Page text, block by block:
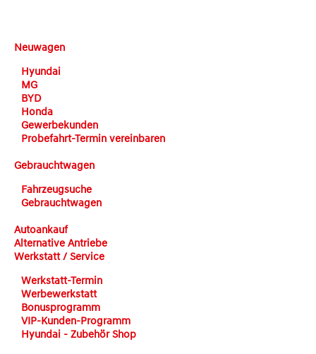
Neuwagen
Hyundai
MG
BYD
Honda
Gewerbekunden
Probefahrt-Termin vereinbaren
Gebrauchtwagen
Fahrzeugsuche
Gebrauchtwagen
Autoankauf
Alternative Antriebe
Werkstatt / Service
Werkstatt-Termin
Werbewerkstatt
Bonusprogramm
VIP-Kunden-Programm
Hyundai - Zubehör Shop